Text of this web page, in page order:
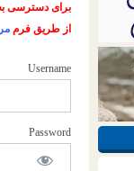
برای دسترسی
از طریق فرم
Username
Password